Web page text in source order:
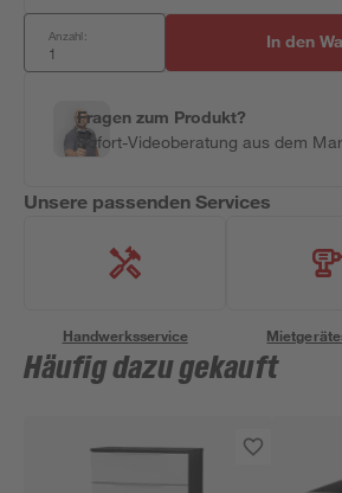
Anzahl: In den
Fragen zum Produkt?
Sofort-Videoberatung aus dem
Unsere passenden Services
Handwerksservice
Häufig dazu gekauft